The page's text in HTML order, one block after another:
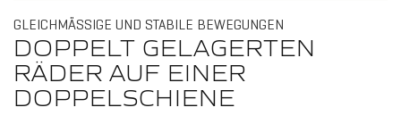
GLEICHMÄSSIGE UND STABILE BEWEGUNGEN
DOPPELT GELAGERTEN
RÄDER AUF EINER
DOPPELSCHIENE